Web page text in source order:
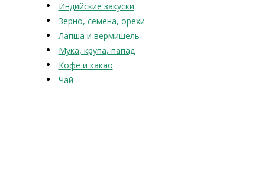
Индийские закуски
Зерно, семена, орехи
Лапша и вермишель
Мука, крупа, папад
Кофе и какао
Чай